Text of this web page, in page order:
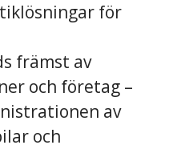
för
främst av
och företag –
av
och